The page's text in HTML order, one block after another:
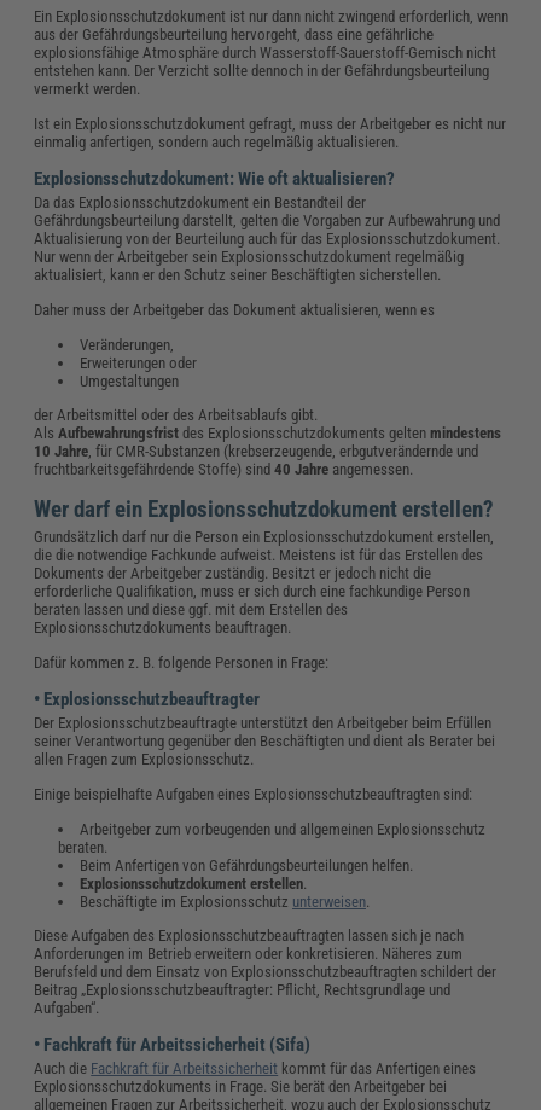
Ein Explosionsschutzdokument ist nur dann nicht zwingend erforderlich, wenn
aus der Gefährdungsbeurteilung hervorgeht, dass eine gefährliche
explosionsfähige Atmosphäre durch Wasserstoff-Sauerstoff-Gemisch nicht
entstehen kann. Der Verzicht sollte dennoch in der Gefährdungsbeurteilung
vermerkt werden.
Ist ein Explosionsschutzdokument gefragt, muss der Arbeitgeber es nicht nur
einmalig anfertigen, sondern auch regelmäßig aktualisieren.
Explosionsschutzdokument: Wie oft aktualisieren?
Da das Explosionsschutzdokument ein Bestandteil der
Gefährdungsbeurteilung darstellt, gelten die Vorgaben zur Aufbewahrung und
Aktualisierung von der Beurteilung auch für das Explosionsschutzdokument.
Nur wenn der Arbeitgeber sein Explosionsschutzdokument regelmäßig
aktualisiert, kann er den Schutz seiner Beschäftigten sicherstellen.
Daher muss der Arbeitgeber das Dokument aktualisieren, wenn es
Veränderungen,
Erweiterungen oder
Umgestaltungen
der Arbeitsmittel oder des Arbeitsablaufs gibt.
AlsAufbewahrungsfrist des Explosionsschutzdokuments gelten mindestens
10 Jahre, für CMR-Substanzen (krebserzeugende, erbgutverändernde und
fruchtbarkeitsgefährdende Stoffe) sind40 Jahre angemessen.
Wer darf ein Explosionsschutzdokument erstellen?
Grundsätzlich darf nur die Person ein Explosionsschutzdokument erstellen,
die die notwendige Fachkunde aufweist. Meistens ist für das Erstellen des
Dokuments der Arbeitgeber zuständig. Besitzt er jedoch nicht die
erforderliche Qualifikation, muss er sich durch eine fachkundige Person
beraten lassen und diese ggf. mit dem Erstellen des
Explosionsschutzdokuments beauftragen.
Dafür kommen z. B. folgende Personen in Frage:
• Explosionsschutzbeauftragter
Der Explosionsschutzbeauftragte unterstützt den Arbeitgeber beim Erfüllen
seiner Verantwortung gegenüber den Beschäftigten und dient als Berater bei
allen Fragen zum Explosionsschutz.
Einige beispielhafte Aufgaben eines Explosionsschutzbeauftragten sind:
Arbeitgeber zum vorbeugenden und allgemeinen Explosionsschutz
beraten.
Beim Anfertigen von Gefährdungsbeurteilungen helfen.
Explosionsschutzdokument erstellen.
Beschäftigte im Explosionsschutz unterweisen.
Diese Aufgaben des Explosionsschutzbeauftragten lassen sich je nach
Anforderungen im Betrieb erweitern oder konkretisieren. Näheres zum
Berufsfeld und dem Einsatz von Explosionsschutzbeauftragten schildert der
Beitrag „Explosionsschutzbeauftragter: Pflicht, Rechtsgrundlage und
Aufgaben“.
• Fachkraft für Arbeitssicherheit (Sifa)
Auch die Fachkraft für Arbeitssicherheit kommt für das Anfertigen eines
Explosionsschutzdokuments in Frage. Sie berät den Arbeitgeber bei
allgemeinen Fragen zur Arbeitssicherheit, wozu auch der Explosionsschutz